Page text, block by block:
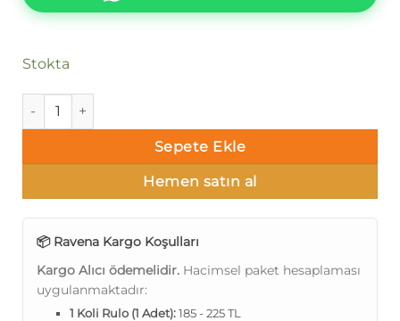
Stokta
Ravena Selection Vol 3 613639-4 Duvar Kağıdı adet
Sepete Ekle
Hemen satın al
📦 Ravena Kargo Koşulları
Kargo Alıcı ödemelidir. Hacimsel paket hesaplaması
uygulanmaktadır:
1 Koli Rulo (1 Adet):185 - 225 TL